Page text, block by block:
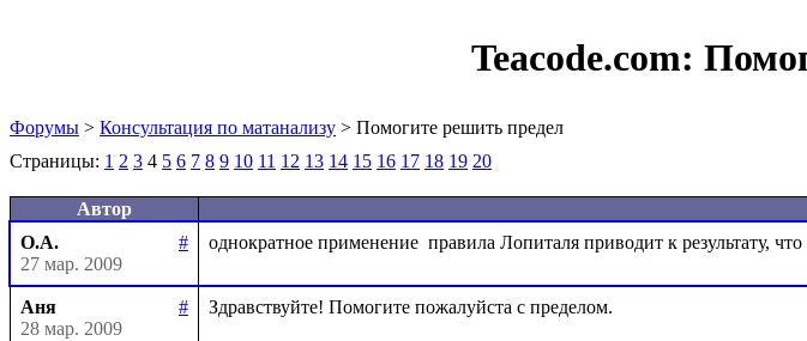
Teacode.com:
Форумы > Консультация по матанализу > Помогите решить предел
Страницы: 1 2 3 4 5 6 7 8 9 10 11 12 13 14 15 16 17 18 19 20
Автор
О.А.
#
27 мар. 2009
Аня
#
28 мар. 2009
Здравствуйте! Помогите пожалуйста с пределом.